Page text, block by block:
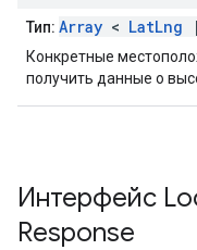
Тип: Array < LatLng
Конкретные
получить данные о
Интерфейс
Response